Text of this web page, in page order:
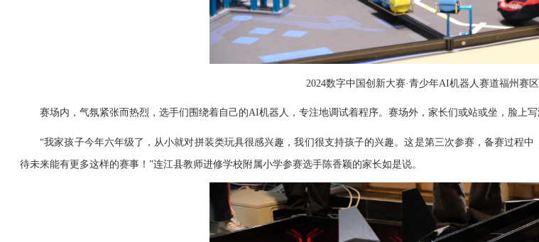
2024数字中国创新大赛·青少年AI机器人赛道福州赛
赛场内，气氛紧张而热烈，选手们围绕着自己的AI机器人，专注地调试着程序。赛场外，家长们或站或坐，脸上写
“我家孩子今年六年级了，从小就对拼装类玩具很感兴趣，我们很支持孩子的兴趣。这是第三次参赛，备赛过程
待未来能有更多这样的赛事！”连江县教师进修学校附属小学参赛选手陈香颖的家长如是说。